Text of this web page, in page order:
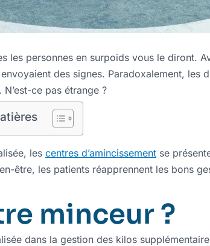
les personnes en surpoids vous le diront.
des signes. Paradoxalement, les
ce pas étrange ?
les centres d’amincissement se
être, les patients réapprennent les bons
minceur ?
dans la gestion des kilos